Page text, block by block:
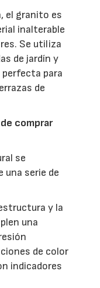
el granito es
inalterable
Se utiliza
de jardín y
perfecta para
de
comprar
se
una serie de
y la
una
de color
indicadores